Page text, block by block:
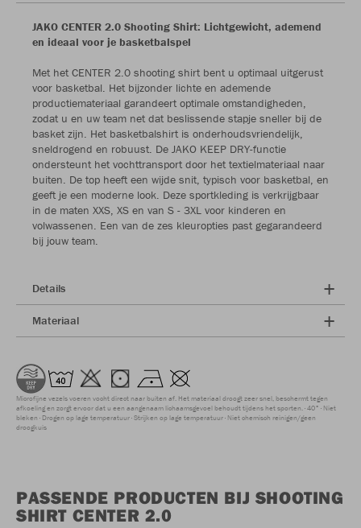
JAKO CENTER 2.0 Shooting Shirt: Lichtgewicht, ademend
en ideaal voor je basketbalspel
Met het CENTER 2.0 shooting shirt bent u optimaal uitgerust
voor basketbal. Het bijzonder lichte en ademende
productiemateriaal garandeert optimale omstandigheden,
zodat u en uw team net dat beslissende stapje sneller bij de
basket zijn. Het basketbalshirt is onderhoudsvriendelijk,
sneldrogend en robuust. De JAKO KEEP DRY-functie
ondersteunt het vochttransport door het textielmateriaal naar
buiten. De top heeft een wijde snit, typisch voor basketbal, en
geeft je een moderne look. Deze sportkleding is verkrijgbaar
in de maten XXS, XS en van S - 3XL voor kinderen en
volwassenen. Een van de zes kleuropties past gegarandeerd
bij jouw team.
Details
Materiaal
Microfijne vezels voeren vocht direct naar buiten af. Het materiaal droogt zeer snel, beschermt tegen
afkoeling en zorgt ervoor dat u een aangenaam lichaamsgevoel behoudt tijdens het sporten. 40° Niet
bleken Drogen op lage temperatuur Strijken op lage temperatuur Niet chemisch reinigen/geen
droogkuis
PASSENDE PRODUCTEN BIJ SHOOTING
SHIRT CENTER 2.0